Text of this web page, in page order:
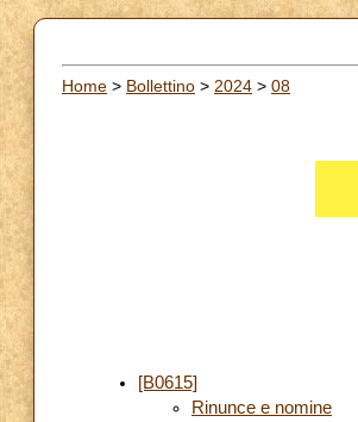
Home > Bollettino > 2024 > 08
[B0615]
Rinunce e nomine